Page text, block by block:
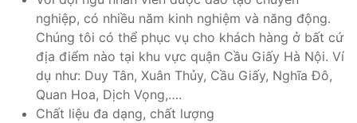
nghiệp, có nhiều năm kinh nghiệm và năng động.
Chúng tôi có thể phục vụ cho khách hàng ở bất cứ
địa điểm nào tại khu vực quận Cầu Giấy Hà Nội. Ví
dụ như: Duy Tân, Xuân Thủy, Cầu Giấy, Nghĩa Đô,
Quan Hoa, Dịch Vọng,….
Chất liệu đa dạng, chất lượng